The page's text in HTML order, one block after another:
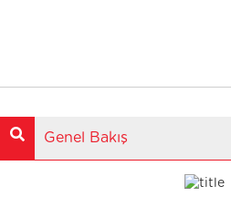
Genel Bakış